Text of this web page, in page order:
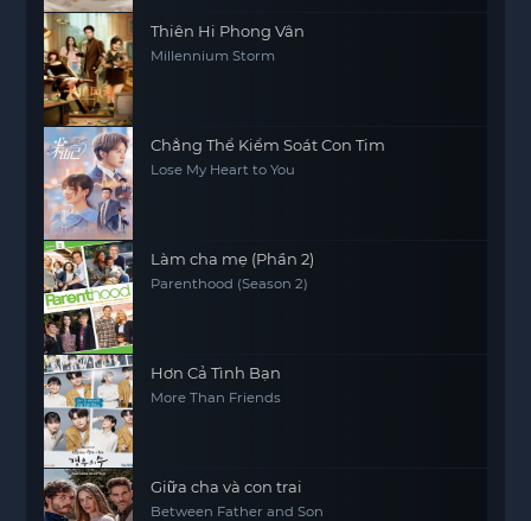
Thiên Hi Phong Vân
Millennium Storm
Chẳng Thể Kiểm Soát Con Tim
Lose My Heart to You
Làm cha mẹ (Phần 2)
Parenthood (Season 2)
Hơn Cả Tình Bạn
More Than Friends
Giữa cha và con trai
Between Father and Son